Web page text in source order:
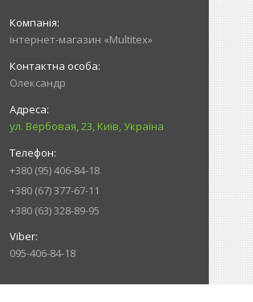
інтернет-магазин «Multitex»
Олександр
ул. Вербовая, 23, Київ, Україна
+380 (95) 406-84-18
+380 (67) 377-67-11
+380 (63) 328-89-95
095-406-84-18